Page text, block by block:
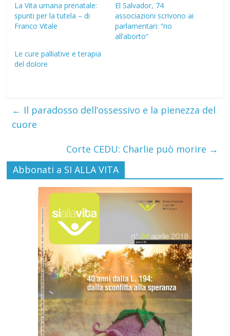
La Vita umana prenatale:
spunti per la tutela – di
Franco Vitale
El Salvador, 74
associazioni scrivono ai
parlamentari: “no
all’aborto”
Le cure palliative e terapia
del dolore
← Il paradosso dell’ossessivo e la pienezza del
cuore
Corte CEDU: Charlie può morire →
Abbonati a SI ALLA VITA